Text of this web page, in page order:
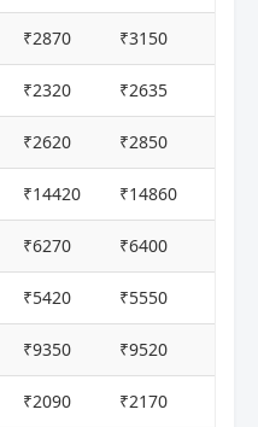
₹2870 ₹3150
₹2320 ₹2635
₹2620 ₹2850
₹14420 ₹14860
₹6270 ₹6400
₹5420 ₹5550
₹9350 ₹9520
₹2090 ₹2170